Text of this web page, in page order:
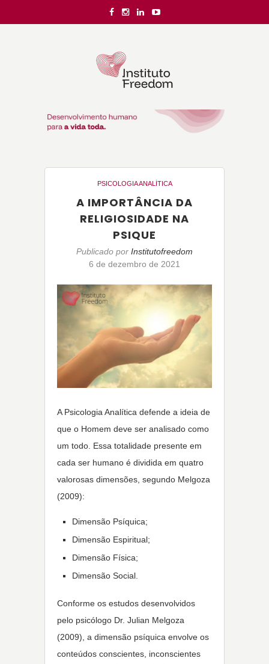
PSICOLOGIA ANALÍTICA
A IMPORTÂNCIA DA
RELIGIOSIDADE NA
PSIQUE
Publicado por Institutofreedom
6 de dezembro de 2021
A Psicologia Analítica defende a ideia de
que o Homem deve ser analisado como
um todo. Essa totalidade presente em
cada ser humano é dividida em quatro
valorosas dimensões, segundo Melgoza
(2009):
Dimensão Psíquica;
Dimensão Espiritual;
Dimensão Física;
Dimensão Social.
Conforme os estudos desenvolvidos
pelo psicólogo Dr. Julian Melgoza
(2009), a dimensão psíquica envolve os
conteúdos conscientes, inconscientes